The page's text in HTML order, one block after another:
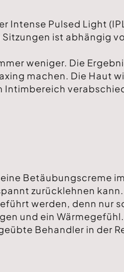
Intense Pulsed Light
ist abhängig
weniger. Die
machen. Die Haut
Intimbereich
Betäubungscreme
zurücklehnen kann.
werden, denn nur
und ein
Behandler in der